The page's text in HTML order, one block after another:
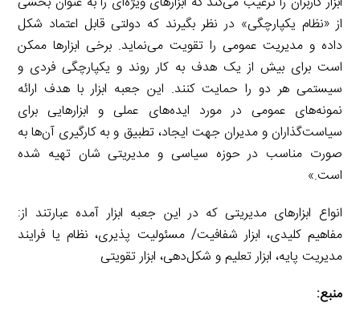
از «نظام یکپارچگی» در نظر بگیرند که دولتی قابل اعتماد شکل
داده و مدیریت عمومی را تقویت می‌نماید. برخی ابزارها ممکن
است برای بیش از یک هدف به کار روند و یکپارچگی فردی و
سیستمی هر دو را حمایت کنند. این جعبه ابزار با هدف ارائه
نمونه‌های عمومی در مورد ایده‌های عملی و ابزارهایی برای
سیاست‌گذاران و مدیران جهت ایجاد، تطبیق و به کارگیری آن‌ها به
صورت مناسب در حوزه سیاسی و مدیریتی شان تهیه شده
است.»
انواع ابزارهای مدیریتی که در این جعبه ابزار آمده عبارتند از:
مفاهیم کلیدی، ابزار شفافیت/ مسئولیت پذیری، نظام یا فرایند
مدیریت پایه، ابزار تعلیم و شکل‌دهی، ابزار تقویتی
منبع: